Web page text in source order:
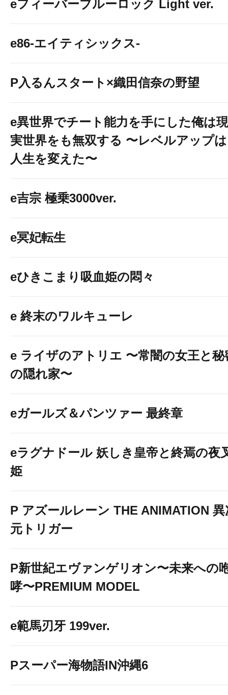
eフィーバーブルーロック Light ver.
e86-エイティシックス-
P入るんスタート×織田信奈の野望
e異世界でチート能力を手にした俺は現
実世界をも無双する 〜レベルアップは
人生を変えた〜
e吉宗 極乗3000ver.
e冥妃転生
eひきこまり吸血姫の悶々
e 終末のワルキューレ
e ライザのアトリエ 〜常闇の女王と秘
の隠れ家〜
eガールズ＆パンツァー 最終章
eラグナドール 妖しき皇帝と終焉の夜
姫
P アズールレーン THE ANIMATION 異
元トリガー
P新世紀エヴァンゲリオン〜未来への
哮〜PREMIUM MODEL
e範馬刃牙 199ver.
Pスーパー海物語IN沖縄6